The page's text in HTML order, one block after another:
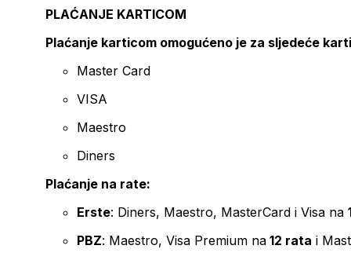
PLAĆANJE KARTICOM
Plaćanje karticom omogućeno je za sljedeće
Master Card
VISA
Maestro
Diners
Plaćanje na rate:
Erste: Diners, Maestro, MasterCard i Visa na
PBZ: Maestro, Visa Premium na 12 rata i